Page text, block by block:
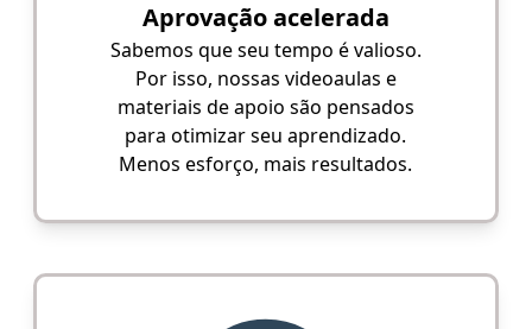
Aprovação acelerada
Sabemos que seu tempo é valioso.
Por isso, nossas videoaulas e
materiais de apoio são pensados
para otimizar seu aprendizado.
Menos esforço, mais resultados.